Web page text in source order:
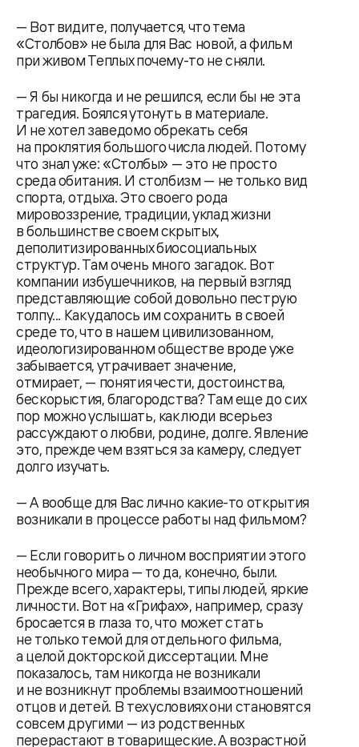
— Вот видите, получается, что тема
«Столбов» не была для Вас новой, а фильм
при живом Теплых почему-то не сняли.
— Я бы никогда и не решился, если бы не эта
трагедия. Боялся утонуть в материале.
И не хотел заведомо обрекать себя
на проклятия большого числа людей. Потому
что знал уже: «Столбы» — это не просто
среда обитания. И столбизм — не только вид
спорта, отдыха. Это своего рода
мировоззрение, традиции, уклад жизни
в большинстве своем скрытых,
деполитизированных биосоциальных
структур. Там очень много загадок. Вот
компании избушечников, на первый взгляд
представляющие собой довольно пеструю
толпу... Как удалось им сохранить в своей
среде то, что в нашем цивилизованном,
идеологизированном обществе вроде уже
забывается, утрачивает значение,
отмирает, — понятия чести, достоинства,
бескорыстия, благородства? Там еще до сих
пор можно услышать, как люди всерьез
рассуждают о любви, родине, долге. Явление
это, прежде чем взяться за камеру, следует
долго изучать.
— А вообще для Вас лично какие-то открытия
возникали в процессе работы над фильмом?
— Если говорить о личном восприятии этого
необычного мира — то да, конечно, были.
Прежде всего, характеры, типы людей, яркие
личности. Вот на «Грифах», например, сразу
бросается в глаза то, что может стать
не только темой для отдельного фильма,
а целой докторской диссертации. Мне
показалось, там никогда не возникали
и не возникнут проблемы взаимоотношений
отцов и детей. В тех условиях они становятся
совсем другими — из родственных
перерастают в товарищеские. А возрастной